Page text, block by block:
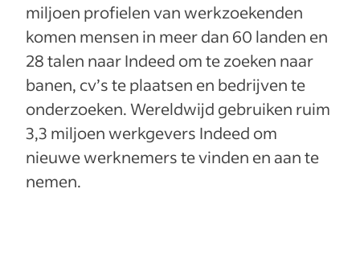
miljoen profielen van werkzoekenden
komen mensen in meer dan 60 landen en
28 talen naar Indeed om te zoeken naar
banen, cv’s te plaatsen en bedrijven te
onderzoeken. Wereldwijd gebruiken ruim
3,3 miljoen werkgevers Indeed om
nieuwe werknemers te vinden en aan te
nemen.